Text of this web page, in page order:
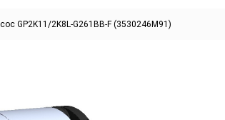
GP2K11/2K8L-G261BB-F (3530246M91)